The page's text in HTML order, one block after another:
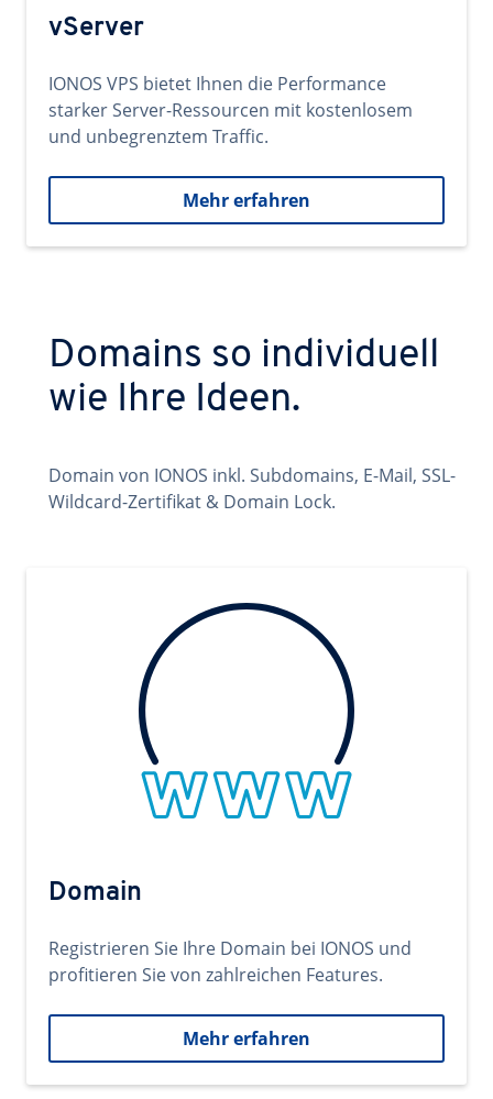
vServer
IONOS VPS bietet Ihnen die Performance
starker Server-Ressourcen mit kostenlosem
und unbegrenztem Traffic.
Mehr erfahren
Domains so individuell
wie Ihre Ideen.
Domain von IONOS inkl. Subdomains, E-Mail, SSL-
Wildcard-Zertifikat & Domain Lock.
Domain
Registrieren Sie Ihre Domain bei IONOS und
profitieren Sie von zahlreichen Features.
Mehr erfahren